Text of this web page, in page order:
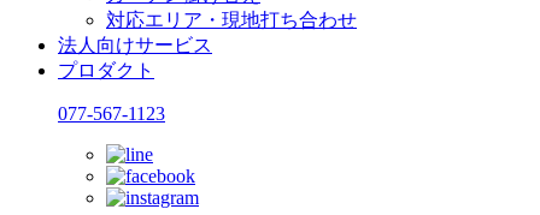
対応エリア・現地打ち合わせ
法人向けサービス
プロダクト
077-567-1123